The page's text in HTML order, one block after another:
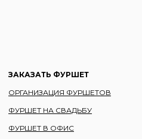
ЗАКАЗАТЬ ФУРШЕТ
ОРГАНИЗАЦИЯ ФУРШЕТОВ
ФУРШЕТ НА СВАДЬБУ
ФУРШЕТ В ОФИС